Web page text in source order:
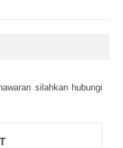
sіlаhkаn hubungі